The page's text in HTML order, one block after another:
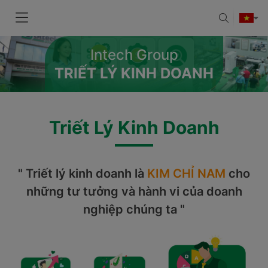
Intech Group
TRIẾT LÝ KINH DOANH
Triết Lý Kinh Doanh
" Triết lý kinh doanh là KIM CHỈ NAM cho
những tư tưởng và hành vi của doanh
nghiệp chúng ta "